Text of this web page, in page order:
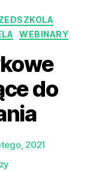
WEBINARY
do
2021